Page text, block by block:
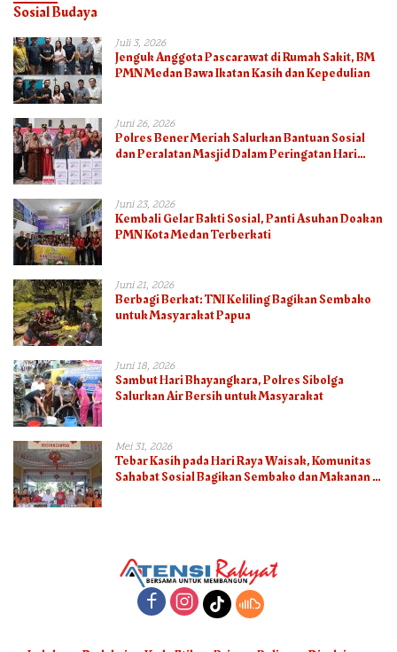
Sosial Budaya
Juli 3, 2026
Jenguk Anggota Pascarawat di Rumah Sakit, BM
PMN Medan Bawa Ikatan Kasih dan Kepedulian
Juni 26, 2026
Polres Bener Meriah Salurkan Bantuan Sosial
dan Peralatan Masjid Dalam Peringatan Hari
Juni 23, 2026
Kembali Gelar Bakti Sosial, Panti Asuhan Doakan
PMN Kota Medan Terberkati
Juni 21, 2026
Berbagi Berkat: TNI Keliling Bagikan Sembako
untuk Masyarakat Papua
Juni 18, 2026
Sambut Hari Bhayangkara, Polres Sibolga
Salurkan Air Bersih untuk Masyarakat
Mei 31, 2026
Tebar Kasih pada Hari Raya Waisak, Komunitas
Sahabat Sosial Bagikan Sembako dan Makanan di